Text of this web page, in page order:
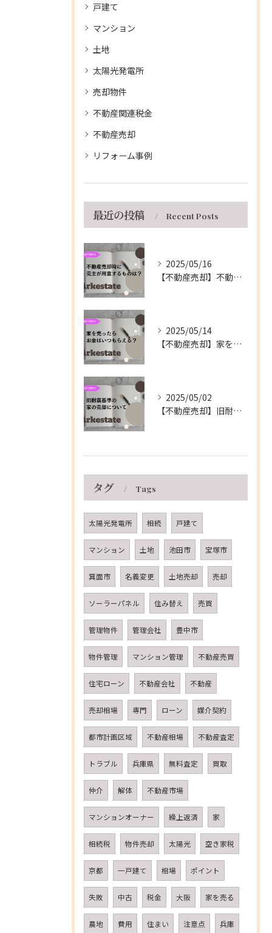
戸建て
マンション
土地
太陽光発電所
売却物件
不動産関連税金
不動産売却
リフォーム事例
最近の投稿 Recent Posts
2025/05/16
【不動産売却】不動産の売買契約時に売主が用意するもの～伊丹市の不動産会社～
2025/05/14
【不動産売却】家を売ったらお金はいつもらえる？～伊丹市の不動産会社～
2025/05/02
【不動産売却】旧耐震基準の家の売却について～伊丹市の不動産会社～
タグ Tags
太陽光発電所 相続 戸建て
マンション 土地 池田市 宝塚市
箕面市 名義変更 土地売却 売却
ソーラーパネル 住み替え 売買
管理物件 管理会社 豊中市
物件管理 マンション管理 不動産売買
住宅ローン 不動産会社 不動産
売却相場 専門 ローン 媒介契約
都市計画区域 不動産相場 不動産査定
トラブル 兵庫県 無料査定 買取
仲介 解体 不動産市場
マンションオーナー 繰上返済 家
相続税 物件売却 太陽光 空き家税
京都 一戸建て 相場 ポイント
失敗 中古 税金 大阪 家を売る
農地 費用 住まい 注意点 兵庫